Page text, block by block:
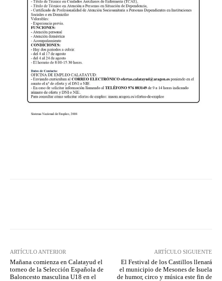
ARTÍCULO ANTERIOR
Mañana comienza en Calatayud el
torneo de la Selección Española de
Baloncesto masculina U18 en el
ARTÍCULO SIGUIENTE
El Festival de los Castillos llenará
el municipio de Mesones de Isuela
de humor, circo y música este fin de